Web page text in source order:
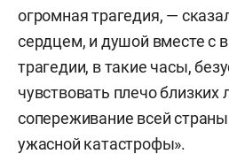
огромная трагедия, —
сердцем, и душой вместе с
трагедии, в такие часы,
чувствовать плечо близких
сопереживание всей
ужасной катастрофы».